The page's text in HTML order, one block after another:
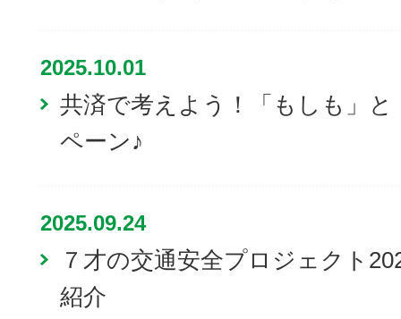
2025.10.01
共済で考えよう！「もしも」
ペーン♪
2025.09.24
７才の交通安全プロジェクト
紹介